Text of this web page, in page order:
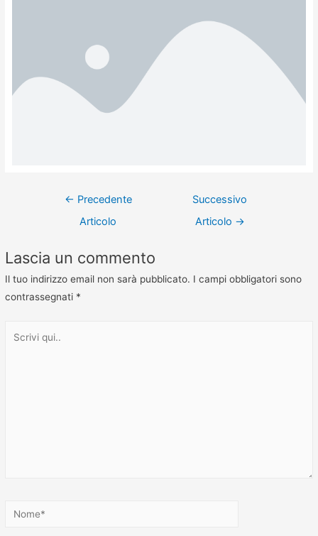
← Precedente
Articolo
Successivo
Articolo →
Lascia un commento
Il tuo indirizzo email non sarà pubblicato. I campi obbligatori sono
contrassegnati *